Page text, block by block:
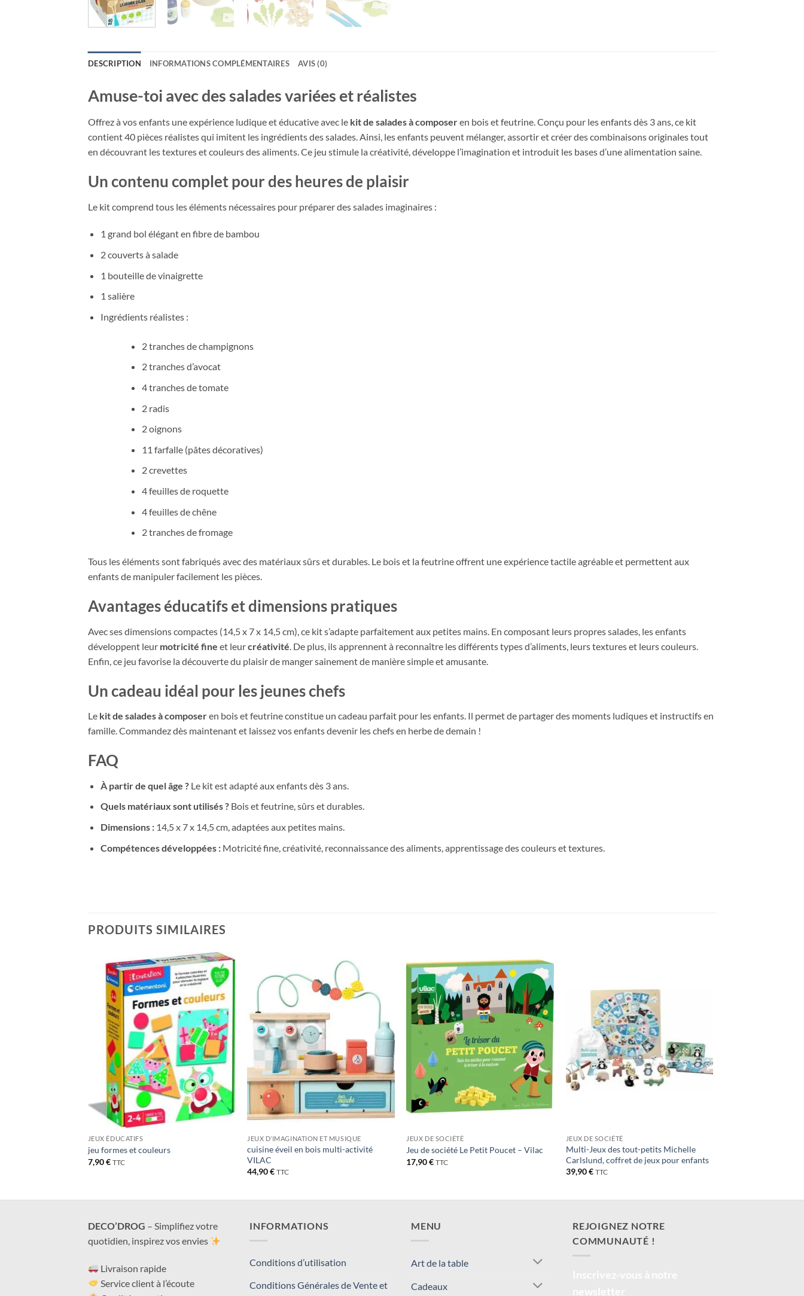
DESCRIPTION INFORMATIONS COMPLÉMENTAIRES AVIS (0)
Amuse-toi avec des salades variées et réalistes
Offrez à vos enfants une expérience ludique et éducative avec le kit de salades à composeren bois et feutrine. Conçu pour les enfants dès 3 ans, ce kit
contient 40 pièces réalistes qui imitent les ingrédients des salades. Ainsi, les enfants peuvent mélanger, assortir et créer des combinaisons originales tout
en découvrant les textures et couleurs des aliments. Ce jeu stimule la créativité, développe l’imagination et introduit les bases d’une alimentation saine.
Un contenu complet pour des heures de plaisir
Le kit comprend tous les éléments nécessaires pour préparer des salades imaginaires :
1 grand bol élégant en fibre de bambou
2 couverts à salade
1 bouteille de vinaigrette
1 salière
Ingrédients réalistes :
2 tranches de champignons
2 tranches d’avocat
4 tranches de tomate
2 radis
2 oignons
11 farfalle (pâtes décoratives)
2 crevettes
4 feuilles de roquette
4 feuilles de chêne
2 tranches de fromage
Tous les éléments sont fabriqués avec des matériaux sûrs et durables. Le bois et la feutrine offrent une expérience tactile agréable et permettent aux
enfants de manipuler facilement les pièces.
Avantages éducatifs et dimensions pratiques
Avec ses dimensions compactes (14,5 x 7 x 14,5 cm), ce kit s’adapte parfaitement aux petites mains. En composant leurs propres salades, les enfants
développent leur motricité fine et leurcréativité . De plus, ils apprennent à reconnaître les différents types d’aliments, leurs textures et leurs couleurs.
Enfin, ce jeu favorise la découverte du plaisir de manger sainement de manière simple et amusante.
Un cadeau idéal pour les jeunes chefs
Le kit de salades à composeren bois et feutrine constitue un cadeau parfait pour les enfants. Il permet de partager des moments ludiques et instructifs en
famille. Commandez dès maintenant et laissez vos enfants devenir les chefs en herbe de demain !
FAQ
À partir de quel âge ?Le kit est adapté aux enfants dès 3 ans.
Quels matériaux sont utilisés ?Bois et feutrine, sûrs et durables.
Dimensions :14,5 x 7 x 14,5 cm, adaptées aux petites mains.
Compétences développées :Motricité fine, créativité, reconnaissance des aliments, apprentissage des couleurs et textures.
PRODUITS SIMILAIRES
Ajouter
à la liste
de
souhaits
JEUX ÉDUCATIFS
jeu formes et couleurs
7,90€ TTC
Ajouter
à la liste
JEUX D’IMAGINATION ET MUSIQUE
cuisine éveil en bois multi-activité
VILAC
44,90€ TTC
Ajouter
à la liste
de
souhaits
JEUX DE SOCIÉTÉ
Jeu de société Le Petit Poucet – Vilac
17,90€ TTC
JEUX DE SOCIÉTÉ
Multi-Jeux des tout-petits Michelle
Carlslund, coffret de jeux pour enfants
39,90€ TTC
DECO’DROG – Simplifiez votre
quotidien, inspirez vos envies
Livraison rapide
Service client à l’écoute
INFORMATIONS
Conditions d’utilisation
Conditions Générales de Vente et
MENU
Art de la table
Cadeaux
REJOIGNEZ NOTRE
COMMUNAUTÉ !